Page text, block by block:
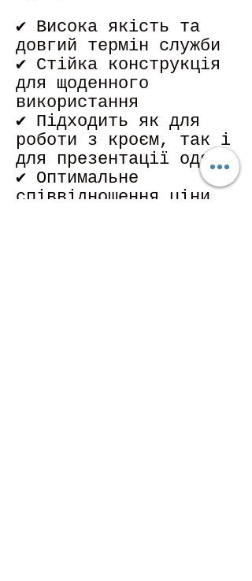
✔ Висока якість та
довгий термін служби
✔ Стійка конструкція
для щоденного
використання
✔ Підходить як для
роботи з кроєм, так і
для презентації одягу
✔ Оптимальне
співвідношення ціни